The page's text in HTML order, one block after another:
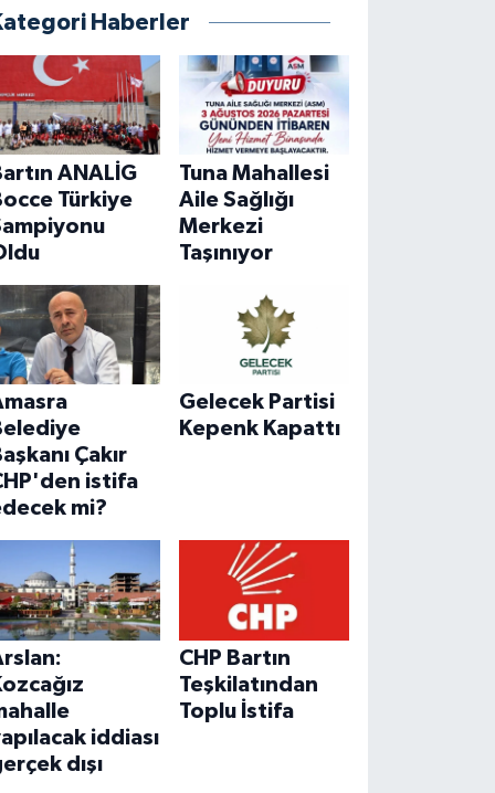
Haberler
ANALİG
Türkiye
Tuna Mahallesi
Aile Sağlığı
Merkezi
Taşınıyor
Çakır
istifa
mi?
Gelecek Partisi
Kepenk Kapattı
iddiası
dışı
CHP Bartın
Teşkilatından
Toplu İstifa